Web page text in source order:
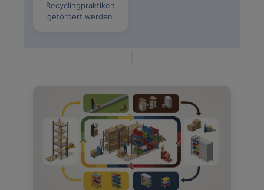
Recyclingpraktiken
gefördert werden.